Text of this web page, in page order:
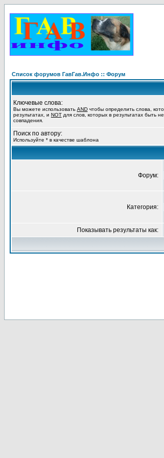
Список форумов ГавГав.Инфо :: Форум
Ключевые слова:
Вы можете использовать AND чтобы определить слова,
результатах, и NOT для слов, которых в результатах быть
совпадения.
Поиск по автору:
Используйте * в качестве шаблона
Форум:
Категория:
Показывать результаты как: